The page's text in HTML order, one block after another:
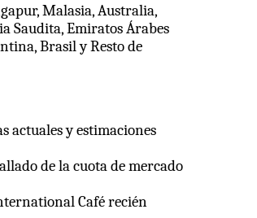
Malasia, Australia,
Saudita, Emiratos Árabes
Brasil y Resto de
actuales y estimaciones
de la cuota de mercado
Café recién